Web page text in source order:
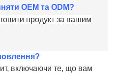
OEM та ODM?
продукт за вашим
включаючи те, що вам